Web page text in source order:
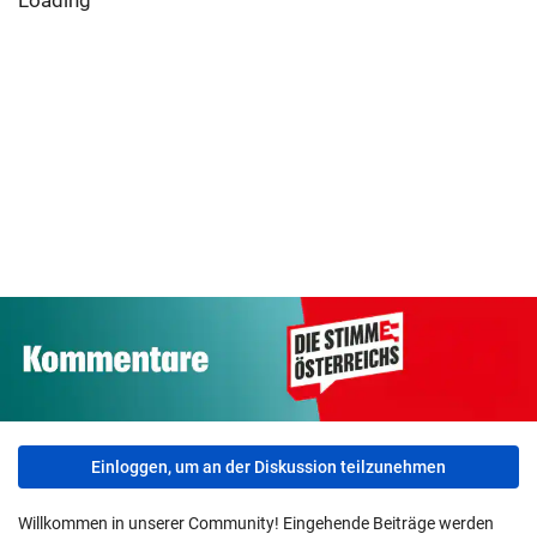
Einloggen, um an der Diskussion teilzunehmen
Willkommen in unserer Community! Eingehende Beiträge werden